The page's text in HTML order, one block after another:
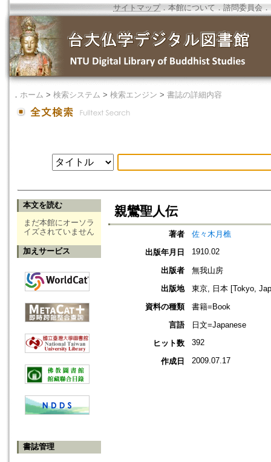
サイトマップ．本館について ． 諮問委員会 ．
． ホーム > 検索システム > 検索エンジン > 書誌の詳細内容
本文を読む
まだ本館にオーソラ
イズされていません
加えサービス
書誌管理
親鸞聖人伝
著者
佐々木月樵
出版年月日
1910.02
出版者
無我山房
出版地
東京, 日本 [Tokyo,
資料の種類
書籍=Book
言語
日文=Japanese
ヒット数
392
作成日 2009.07.17